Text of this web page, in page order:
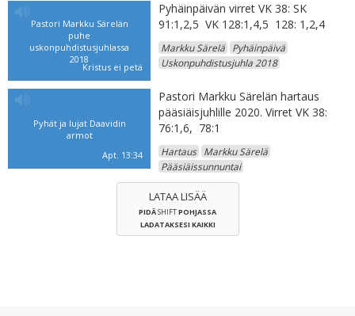
Pastori Markku Särelän
puhe
uskonpuhdistusjuhlassa
2018
Kristus ei petä
Pyhäinpäivän virret VK 38: SK
91:1,2,5 VK 128:1,4,5 128: 1,2,4
Markku Särelä
Pyhäinpäivä
Uskonpuhdistusjuhla 2018
Pyhät ja lujat Daavidin
armot
Apt. 13:34
Pastori Markku Särelän hartaus
pääsiäisjuhlille 2020. Virret VK 38:
76:1,6, 78:1
Hartaus
Markku Särelä
Pääsiäissunnuntai
LATAA LISÄÄ
PIDÄSHIFTPOHJASSA
LADATAKSESI KAIKKI